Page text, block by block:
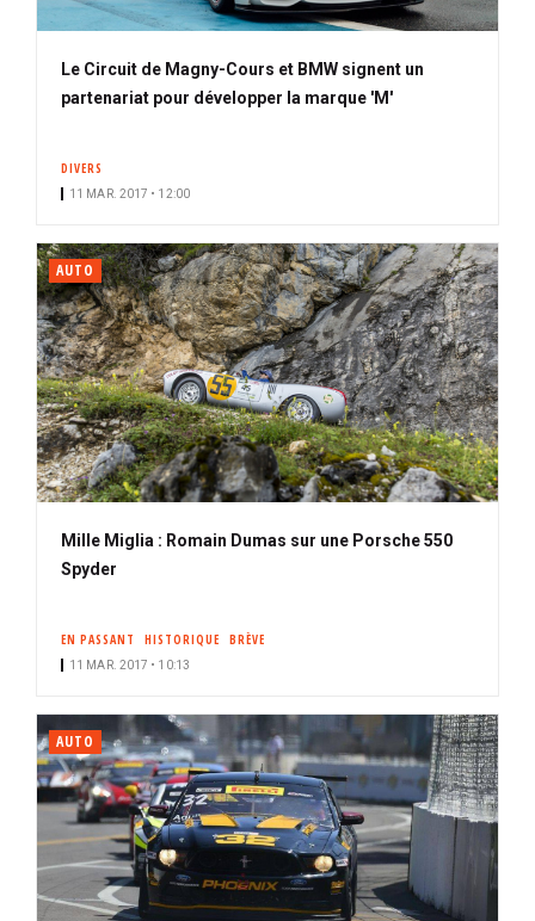
Le Circuit de Magny-Cours et BMW signent un
partenariat pour développer la marque 'M'
DIVERS
11 MAR. 2017 • 12:00
AUTO
Mille Miglia : Romain Dumas sur une Porsche 550
Spyder
EN PASSANT HISTORIQUE BRÈVE
11 MAR. 2017 • 10:13
AUTO